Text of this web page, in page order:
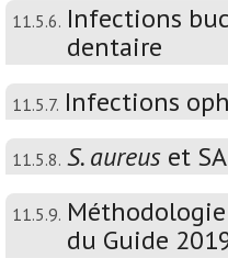
11.5.6. Infections
dentaire
11.5.7. Infections
11.5.8. S. aureus et
11.5.9.
du Guide